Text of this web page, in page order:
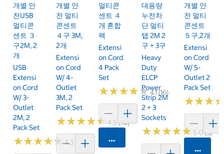
개별 안
전USB
멀티콘
센트 ３
구2M, 2
개
USB
Extensi
On Cord
W/ 3-
Outlet
2M, 2
Pack Set
★★★★★
★★★★★4.3 (9)
개별 안
전 멀티
콘센트
４구 3M,
2개
Extensi
On Cord
W/ 4-
Outlet
3M, 2
Pack Set
★★★★★
★★★★★4.5 (76)
멀티콘
센트 ４
개 혼합
팩
Extensi
On Cord
4 Pack
Set
★★★★★
★★★★★4.1 (16)
카트에 담기
대용량
누전차
단 멀티
탭 2M 2
구 + 3구
Heavy
Duty
ELCP
Power
Strip 2M
2 + 3
Sockets
★★★★★
★★★★★5.0 (3)
개별 안
전 멀티
콘센트
５구,2개
Extensi
On Cord
W/ 5-
Outlet 2
Pack Set
★★★
★★★
카트에